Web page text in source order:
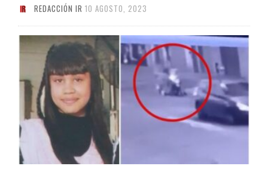
REDACCIÓN IR 10 AGOSTO, 2023